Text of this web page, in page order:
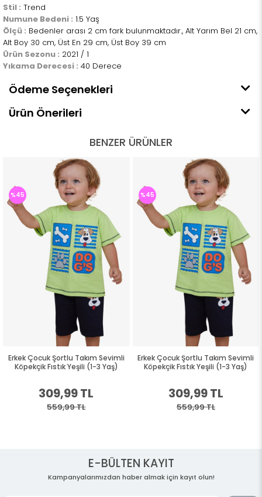
Stil : Trend
Numune Bedeni : 1.5 Yaş
Ölçü : Bedenler arası 2 cm fark bulunmaktadır., Alt Yarım Bel 21 cm,
Alt Boy 30 cm, Üst En 29 cm, Üst Boy 39 cm
Ürün Sezonu : 2021 / 1
Yıkama Derecesi : 40 Derece
Ödeme Seçenekleri
Ürün Önerileri
BENZER ÜRÜNLER
Erkek Çocuk Şortlu Takım Sevimli
Köpekçik Fıstık Yeşili (1-3 Yaş)
309,99 TL
559,99 TL
%45
Erkek Çocuk Şortlu Takım Sevimli
Köpekçik Fıstık Yeşili (1-3 Yaş)
309,99 TL
559,99 TL
%45
E-BÜLTEN KAYIT
Kampanyalarımızdan haber almak için kayıt olun!